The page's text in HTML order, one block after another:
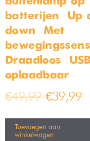
batterijen – Up
down – Met
Draadloos –
oplaadbaar
€49,99 €39,99
Toevoegen aan
winkelwagen